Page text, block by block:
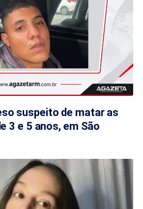
suspeito de matar as
3 e 5 anos, em São